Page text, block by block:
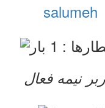
salumeh
نيمه فعال